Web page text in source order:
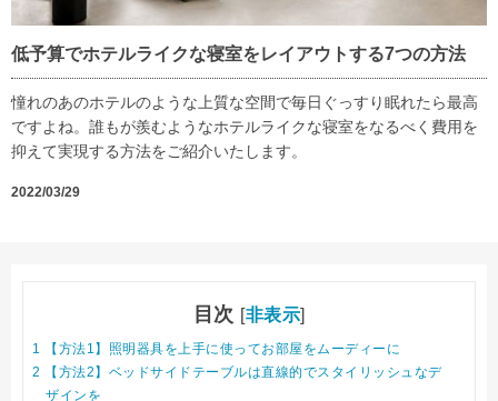
低予算でホテルライクな寝室をレイアウトする7つの方法
憧れのあのホテルのような上質な空間で毎日ぐっすり眠れたら最高
ですよね。誰もが羨むようなホテルライクな寝室をなるべく費用を
抑えて実現する方法をご紹介いたします。
2022/03/29
目次 [非表示]
1
【方法1】照明器具を上手に使ってお部屋をムーディーに
2
【方法2】ベッドサイドテーブルは直線的でスタイリッシュなデ
ザインを